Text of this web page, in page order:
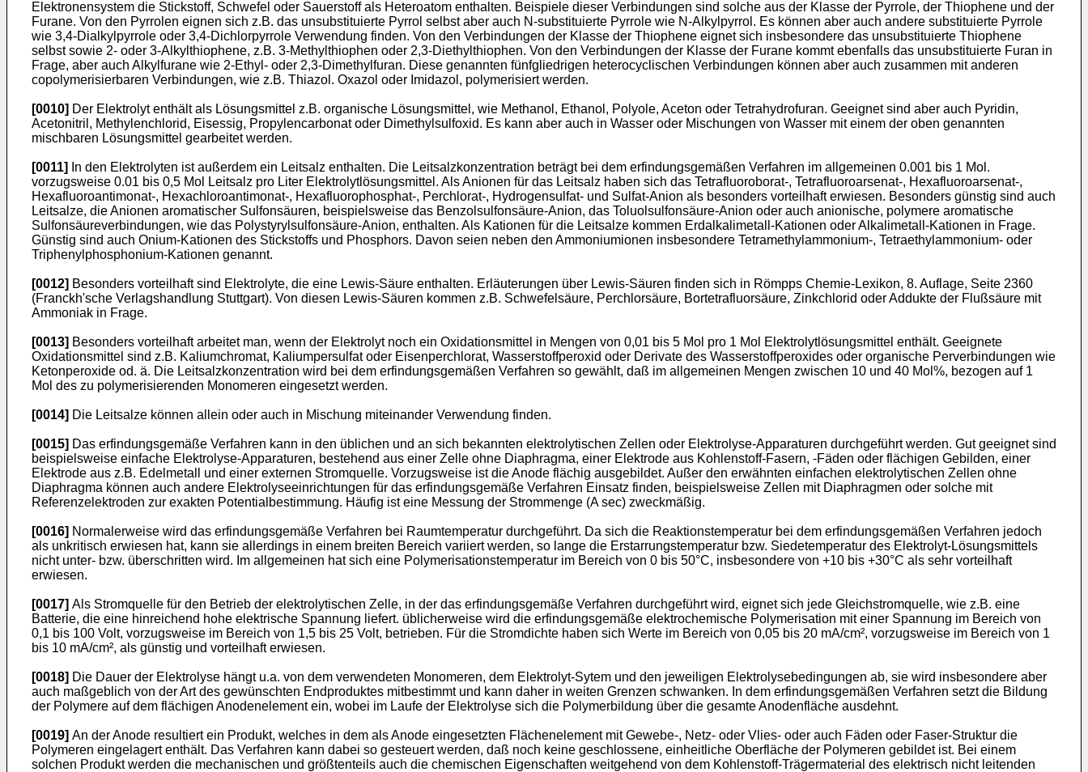
Elektronensystem die Stickstoff, Schwefel oder Sauerstoff als Heteroatom enthalten. Beispiele dieser Verbindungen sind solche aus der Klasse der Pyrrole, der Thiophene und der
Furane. Von den Pyrrolen eignen sich z.B. das unsubstituierte Pyrrol selbst aber auch N-substitu­ierte Pyrrole wie N-Alkylpyrrol. Es können aber auch andere substituierte Pyrrole
wie 3,4-Dialkylpyrrole oder 3,4-Dichlorpyrrole Verwendung finden. Von den Verbindungen der Klasse der Thiophene eignet sich insbesondere das unsubstituierte Thiophene
selbst sowie 2- oder 3-Alkylthiophene, z.B. 3-Methylthiophen oder 2,3-Diethylthiophen. Von den Verbindungen der Klasse der Furane kommt ebenfalls das unsubstituierte Furan in
Frage, aber auch Alkylfurane wie 2-Ethyl- oder 2,3-Dimethylfuran. Diese genannten fünfgliedrigen heterocyclischen Verbindungen können aber auch zusammen mit anderen
copolymerisierbaren Verbindungen, wie z.B. Thiazol. Oxazol oder Imidazol, polymerisiert werden.
[0010] Der Elektrolyt enthält als Lösungsmittel z.B. organische Lösungsmittel, wie Methanol, Ethanol, Polyole, Aceton oder Tetrahydrofuran. Geeignet sind aber auch Pyridin,
Acetonitril, Methylenchlorid, Eisessig, Propylen­carbonat oder Dimethylsulfoxid. Es kann aber auch in Wasser oder Mischun­gen von Wasser mit einem der oben genannten
mischbaren Lösungsmittel gearbeitet werden.
[0011]
In den Elektrolyten ist außerdem ein Leitsalz enthalten. Die Leitsalz­konzentration beträgt bei dem erfindungsgemäßen Verfahren im allgemeinen 0.001 bis 1 Mol.
vorzugsweise 0.01 bis 0,5 Mol Leitsalz pro Liter Elek­trolytlösungsmittel. Als Anionen für das Leitsalz haben sich das Tetra­fluoroborat-, Tetrafluoroarsenat-, Hexafluoroarsenat-,
Hexafluoroanti­monat-, Hexachloroantimonat-, Hexafluorophosphat-, Perchlorat-, Hydrogen­sulfat- und Sulfat-Anion als besonders vorteilhaft erwiesen. Besonders günstig sind auch
Leitsalze, die Anionen aromatischer Sulfonsäuren, bei­spielsweise das Benzolsulfonsäure-Anion, das Toluolsulfonsäure-Anion oder auch anionische, polymere aromatische
Sulfonsäureverbindungen, wie das Polystyrylsulfonsäure-Anion, enthalten. Als Kationen für die Leitsalze kommen Erdalkalimetall-Kationen oder Alkalimetall-Kationen in Frage.
Günstig sind auch Onium-Kationen des Stickstoffs und Phosphors. Davon seien neben den Ammoniumionen insbesondere Tetramethylammonium-, Tetra­ethylammonium- oder
Triphenylphosphonium-Kationen genannt.
[0012] Besonders vorteilhaft sind Elektrolyte, die eine Lewis-Säure enthalten. Erläuterungen über Lewis-Säuren finden sich in Römpps Chemie-Lexikon, 8. Auflage, Seite 2360
(Franckh'sche Verlagshandlung Stuttgart). Von diesen Lewis-Säuren kommen z.B. Schwefelsäure, Perchlorsäure, Bortetra­fluorsäure, Zinkchlorid oder Addukte der Flußsäure mit
Ammoniak in Frage.
[0013] Besonders vorteilhaft arbeitet man, wenn der Elektrolyt noch ein Oxida­tionsmittel in Mengen von 0,01 bis 5 Mol pro 1 Mol Elektrolytlösungs­mittel enthält. Geeignete
Oxidationsmittel sind z.B. Kaliumchromat, Kaliumpersulfat oder Eisenperchlorat, Wasserstoffperoxid oder Derivate des Wasserstoffperoxides oder organische Perverbindungen wie
Ketonper­oxide od. ä. Die Leitsalzkonzentration wird bei dem erfindungsgemäßen Verfahren so gewählt, daß im allgemeinen Mengen zwischen 10 und 40 Mol%, bezogen auf 1
Mol des zu polymerisierenden Monomeren eingesetzt werden.
[0014] Die Leitsalze können allein oder auch in Mischung miteinander Verwendung finden.
[0015] Das erfindungsgemäße Verfahren kann in den üblichen und an sich bekannten elektrolytischen Zellen oder Elektrolyse-Apparaturen durchgeführt werden. Gut geeignet sind
beispielsweise einfache Elektrolyse-Apparaturen, be­stehend aus einer Zelle ohne Diaphragma, einer Elektrode aus Kohlen­stoff-Fasern, -Fäden oder flächigen Gebilden, einer
Elektrode aus z.B. Edelmetall und einer externen Stromquelle. Vorzugsweise ist die Anode flächig ausgebildet. Außer den erwähnten einfachen elektrolytischen Zel­len ohne
Diaphragma können auch andere Elektrolyseeinrichtungen für das erfindungsgemäße Verfahren Einsatz finden, beispielsweise Zellen mit Dia­phragmen oder solche mit
Referenzelektroden zur exakten Potentialbestim­mung. Häufig ist eine Messung der Strommenge (A sec) zweckmäßig.
[0016] Normalerweise wird das erfindungsgemäße Verfahren bei Raumtemperatur durchgeführt. Da sich die Reaktionstemperatur bei dem erfindungsgemäßen Verfahren jedoch
als unkritisch erwiesen hat, kann sie allerdings in einem breiten Bereich variiert werden, so lange die Erstarrungstemperatur bzw. Siedetemperatur des Elektrolyt-Lösungsmittels
nicht unter- bzw. überschritten wird. Im allgemeinen hat sich eine Polymerisationstempera­tur im Bereich von 0 bis 50°C, insbesondere von +10 bis +30°C als sehr vorteilhaft
erwiesen.
[0017] Als Stromquelle für den Betrieb der elektrolytischen Zelle, in der das erfindungsgemäße Verfahren durchgeführt wird, eignet sich jede Gleich­stromquelle, wie z.B. eine
Batterie, die eine hinreichend hohe elektri­sche Spannung liefert. üblicherweise wird die erfindungsgemäße elektro­chemische Polymerisation mit einer Spannung im Bereich von
0,1 bis 100 Volt, vorzugsweise im Bereich von 1,5 bis 25 Volt, betrieben. Für die Stromdichte haben sich Werte im Bereich von 0,05 bis 20 mA/cm², vorzugs­weise im Bereich von 1
bis 10 mA/cm², als günstig und vorteilhaft erwie­sen.
[0018] Die Dauer der Elektrolyse hängt u.a. von dem verwendeten Monomeren, dem Elektrolyt-Sytem und den jeweiligen Elektrolysebedingungen ab, sie wird insbesondere aber
auch maßgeblich von der Art des gewünschten Endproduk­tes mitbestimmt und kann daher in weiten Grenzen schwanken. In dem erfin­dungsgemäßen Verfahren setzt die Bildung
der Polymere auf dem flächigen Anodenelement ein, wobei im Laufe der Elektrolyse sich die Polymerbildung über die gesamte Anodenfläche ausdehnt.
[0019] An der Anode resultiert ein Produkt, welches in dem als Anode eingesetz­ten Flächenelement mit Gewebe-, Netz- oder Vlies- oder auch Fäden oder Faser-Struktur die
Polymeren eingelagert enthält. Das Verfahren kann dabei so gesteuert werden, daß noch keine geschlossene, einheitliche Oberfläche der Polymeren gebildet ist. Bei einem
solchen Produkt werden die mechanischen und größtenteils auch die chemischen Eigenschaften weit­gehend von dem Kohlenstoff-Trägermaterial des elektrisch nicht leitenden